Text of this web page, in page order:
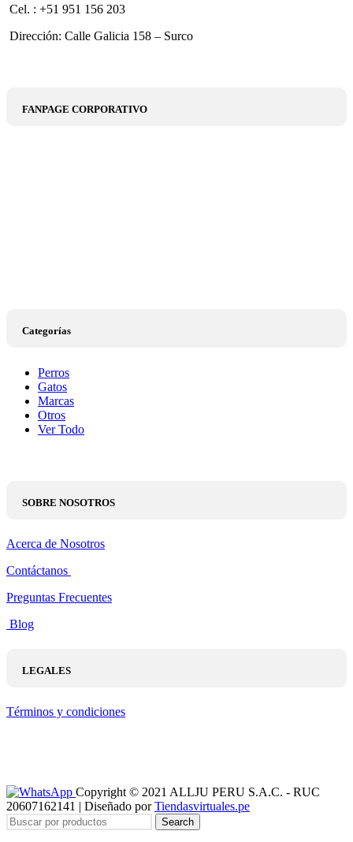
Cel. : +51 951 156 203
Dirección: Calle Galicia 158 – Surco
FANPAGE CORPORATIVO
Categorías
Perros
Gatos
Marcas
Otros
Ver Todo
SOBRE NOSOTROS
Acerca de Nosotros
Contáctanos
Preguntas Frecuentes
Blog
LEGALES
Términos y condiciones
Copyright © 2021 ALLJU PERU S.A.C. - RUC
20607162141 | Diseñado porTiendasvirtuales.pe
Search